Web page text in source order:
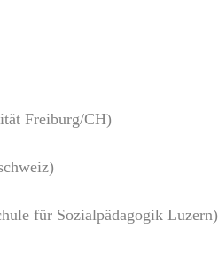
Freiburg/CH)
für Sozialpädagogik Luzern)